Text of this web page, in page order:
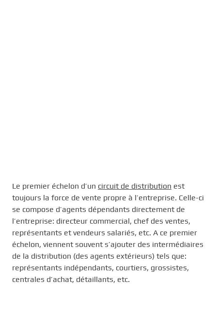
Le premier échelon d’un circuit de distribution est
toujours la force de vente propre à l’entreprise. Celle-ci
se compose d’agents dépendants directement de
l’entreprise: directeur commercial, chef des ventes,
représentants et vendeurs salariés, etc. A ce premier
échelon, viennent souvent s’ajouter des intermédiaires
de la distribution (des agents extérieurs) tels que:
représentants indépendants, courtiers, grossistes,
centrales d’achat, détaillants, etc.